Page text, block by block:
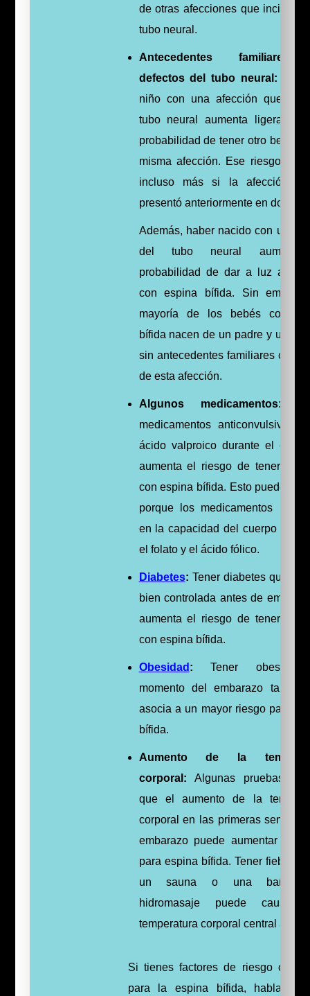
de otras afecciones que inciden
tubo neural.
Antecedentes familiares
defectos del tubo neural:
niño con una afección que
tubo neural aumenta
probabilidad de tener otro bebé
misma afección. Ese riesgo
incluso más si la afección
presentó anteriormente en dos
Además, haber nacido con un
del tubo neural
probabilidad de dar a luz a un
con espina bífida. Sin
mayoría de los bebés con
bífida nacen de un padre y una
sin antecedentes familiares
de esta afección.
Algunos medicamentos:
medicamentos anticonvulsivos
ácido valproico durante el
aumenta el riesgo de tener un
con espina bífida. Esto puede
porque los medicamentos
en la capacidad del cuerpo para
el folato y el ácido fólico.
Diabetes: Tener diabetes que no
bien controlada antes de
aumenta el riesgo de tener un
con espina bífida.
Obesidad : Tener
momento del embarazo
asocia a un mayor riesgo para
bífida.
Aumento de la
corporal: Algunas pruebas
que el aumento de la
corporal en las primeras
embarazo puede aumentar el
para espina bífida. Tener fiebre o
un sauna o una bañera
hidromasaje puede causar
temperatura corporal central alta.
Si tienes factores de riesgo
para la espina bífida, habla